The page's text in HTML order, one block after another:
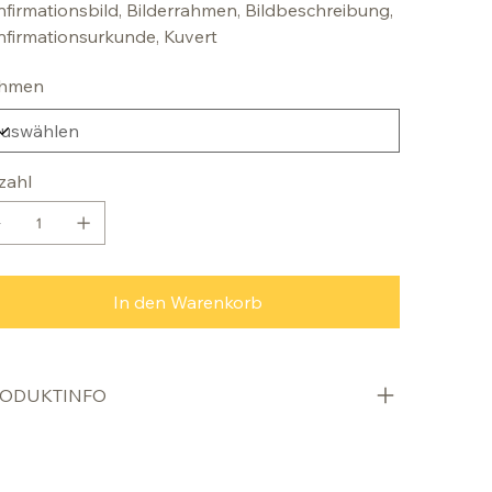
Bilderrahmen, Bildbeschreibung,
Kuvert
In den Warenkorb